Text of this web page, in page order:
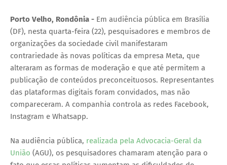
Porto Velho, Rondônia - Em audiência pública em Brasília
(DF), nesta quarta-feira (22), pesquisadores e membros de
organizações da sociedade civil manifestaram
contrariedade às novas políticas da empresa Meta, que
alteraram as formas de moderação e que até permitem a
publicação de conteúdos preconceituosos. Representantes
das plataformas digitais foram convidados, mas não
compareceram. A companhia controla as redes Facebook,
Instagram e Whatsapp.
Na audiência pública, realizada pela Advocacia-Geral da
União (AGU), os pesquisadores chamaram atenção para o